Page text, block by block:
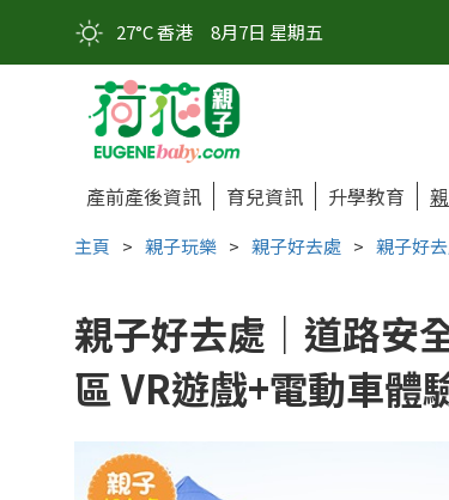
27°C 香港 8月7日 星期五
產前產後資訊 育兒資訊 升學教育
主頁 > 親子玩樂 > 親子好去處 > 親子好
親子好去處｜道路安
區 VR遊戲+電動車體